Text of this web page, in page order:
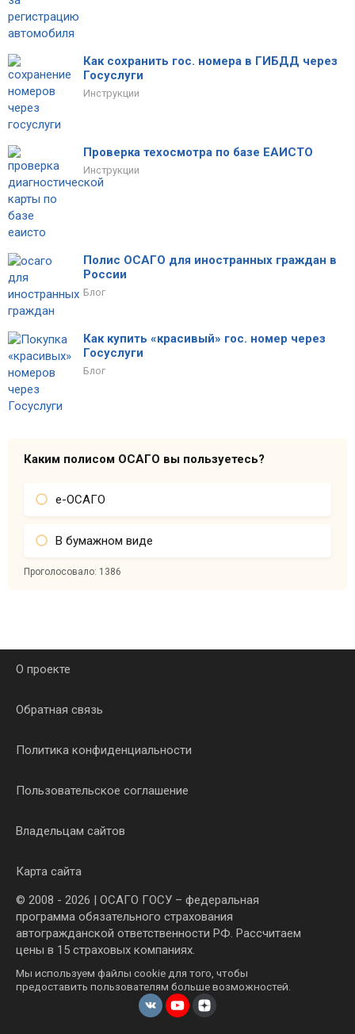
Как сохранить гос. номера в ГИБДД через
Госуслуги
Инструкции
Проверка техосмотра по базе ЕАИСТО
Инструкции
Полис ОСАГО для иностранных граждан в
России
Блог
Как купить «красивый» гос. номер через
Госуслуги
Блог
Каким полисом ОСАГО вы пользуетесь?
е-ОСАГО
В бумажном виде
Проголосовало: 1386
О проекте
Обратная связь
Политика конфиденциальности
Пользовательское соглашение
Владельцам сайтов
Карта сайта
© 2008 - 2026 | ОСАГО ГОСУ – федеральная
программа обязательного страхования
автогражданской ответственности РФ. Рассчитаем
цены в 15 страховых компаниях.
Мы используем файлы cookie для того, чтобы
предоставить пользователям больше возможностей.